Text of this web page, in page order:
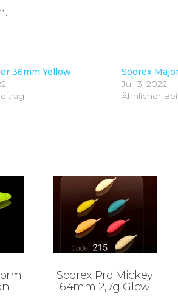
36mm Yellow
Soorex
Juli 3, 2022
Ähnlicher
Soorex Pro Mickey
64mm 2,7g Glow